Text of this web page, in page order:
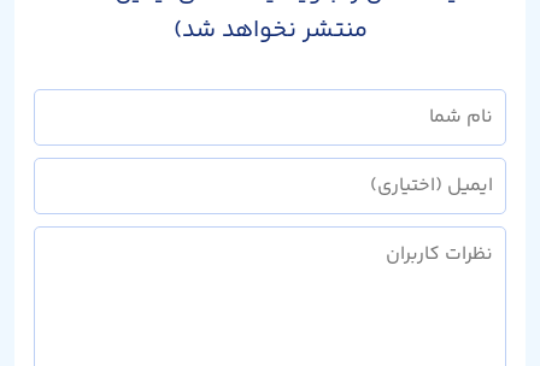
منتشر نخواهد شد)